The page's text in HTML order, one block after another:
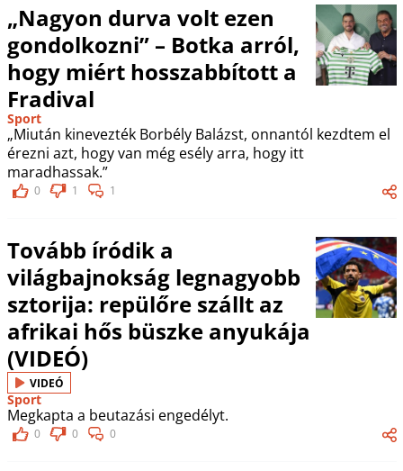
„Nagyon durva volt ezen
gondolkozni” – Botka arról,
hogy miért hosszabbított a
Fradival
Sport
„Miután kinevezték Borbély Balázst, onnantól kezdtem el
érezni azt, hogy van még esély arra, hogy itt
maradhassak.”
0 1 1
Tovább íródik a
világbajnokság legnagyobb
sztorija: repülőre szállt az
afrikai hős büszke anyukája
(VIDEÓ)
VIDEÓ
Sport
Megkapta a beutazási engedélyt.
0 0 0